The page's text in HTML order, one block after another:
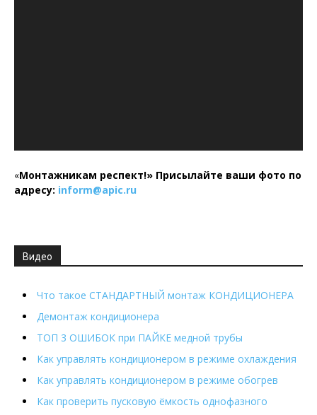
«Монтажникам респект!» Присылайте ваши фото по
адресу: inform@apic.ru
Видео
Что такое СТАНДАРТНЫЙ монтаж КОНДИЦИОНЕРА
Демонтаж кондиционера
ТОП 3 ОШИБОК при ПАЙКЕ медной трубы
Как управлять кондиционером в режиме охлаждения
Как управлять кондиционером в режиме обогрев
Как проверить пусковую ёмкость однофазного